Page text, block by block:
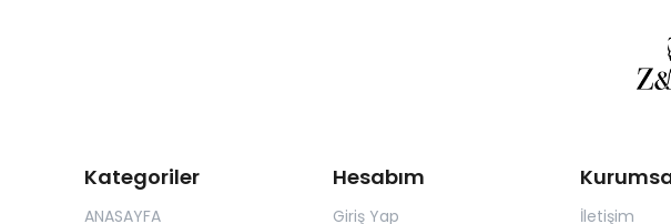
Kategoriler
ANASAYFA
Hesabım
Giriş Yap İletişim